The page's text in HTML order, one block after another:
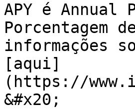
APY é
Porcentagem
informações
[aqui]
(https://
&#x20;